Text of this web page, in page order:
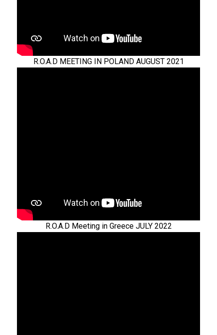
R.O.A.D MEETING IN POLAND AUGUST 2021
R.O.A.D Meeting in Greece JULY 2022